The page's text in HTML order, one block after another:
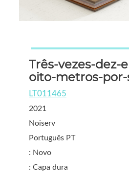
Três-vezes-dez-
oito-metros-
LT011465
2021
Noiserv
Português PT
: Novo
: Capa dura